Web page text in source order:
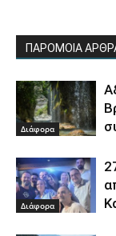
ΠΑΡΟΜΟΙΑ
Διάφορα
Διάφορα